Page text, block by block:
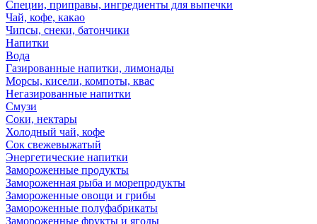
Специи, приправы, ингредиенты для выпечки
Чай, кофе, какао
Чипсы, снеки, батончики
Напитки
Вода
Газированные напитки, лимонады
Морсы, кисели, компоты, квас
Негазированные напитки
Смузи
Соки, нектары
Холодный чай, кофе
Сок свежевыжатый
Энергетические напитки
Замороженные продукты
Замороженная рыба и морепродукты
Замороженные овощи и грибы
Замороженные полуфабрикаты
Замороженные фрукты и ягоды